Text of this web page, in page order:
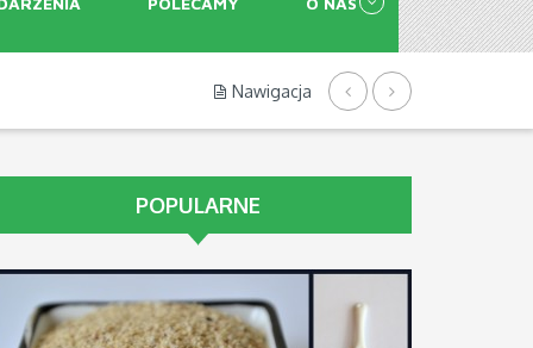
Nawigacja
POPULARNE